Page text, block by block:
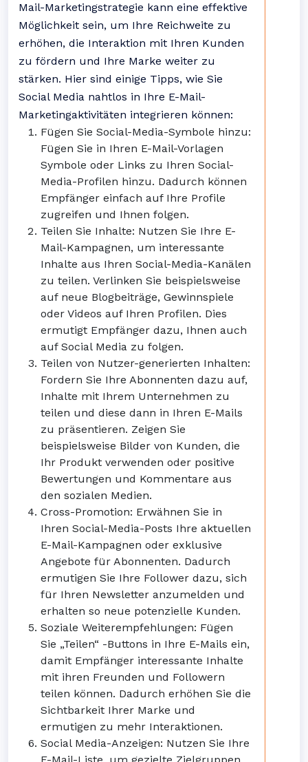
Mail-Marketingstrategie kann eine effektive
Möglichkeit sein, um Ihre Reichweite zu
erhöhen, die Interaktion mit Ihren Kunden
zu fördern und Ihre Marke weiter zu
stärken. Hier sind einige Tipps, wie Sie
Social Media nahtlos in Ihre E-Mail-
Marketingaktivitäten integrieren können:
Fügen Sie Social-Media-Symbole hinzu:
Fügen Sie in Ihren E-Mail-Vorlagen
Symbole oder Links zu Ihren Social-
Media-Profilen hinzu. Dadurch können
Empfänger einfach auf Ihre Profile
zugreifen und Ihnen folgen.
Teilen Sie Inhalte: Nutzen Sie Ihre E-
Mail-Kampagnen, um interessante
Inhalte aus Ihren Social-Media-Kanälen
zu teilen. Verlinken Sie beispielsweise
auf neue Blogbeiträge, Gewinnspiele
oder Videos auf Ihren Profilen. Dies
ermutigt Empfänger dazu, Ihnen auch
auf Social Media zu folgen.
Teilen von Nutzer-generierten Inhalten:
Fordern Sie Ihre Abonnenten dazu auf,
Inhalte mit Ihrem Unternehmen zu
teilen und diese dann in Ihren E-Mails
zu präsentieren. Zeigen Sie
beispielsweise Bilder von Kunden, die
Ihr Produkt verwenden oder positive
Bewertungen und Kommentare aus
den sozialen Medien.
Cross-Promotion: Erwähnen Sie in
Ihren Social-Media-Posts Ihre aktuellen
E-Mail-Kampagnen oder exklusive
Angebote für Abonnenten. Dadurch
ermutigen Sie Ihre Follower dazu, sich
für Ihren Newsletter anzumelden und
erhalten so neue potenzielle Kunden.
Soziale Weiterempfehlungen: Fügen
Sie „Teilen“ -Buttons in Ihre E-Mails ein,
damit Empfänger interessante Inhalte
mit ihren Freunden und Followern
teilen können. Dadurch erhöhen Sie die
Sichtbarkeit Ihrer Marke und
ermutigen zu mehr Interaktionen.
Social Media-Anzeigen: Nutzen Sie Ihre